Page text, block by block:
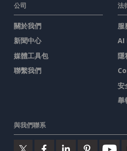
公司
關於我們
新聞中心
媒體工具包
聯繫我們
法
服
AI
隱
安
舉
與我們聯系